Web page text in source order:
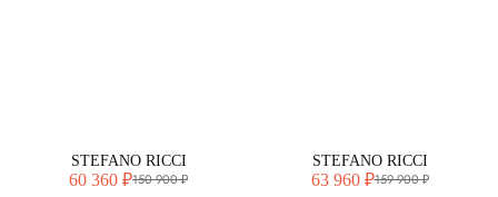
STEFANO RICCI
60 360 ₽150 900 ₽
STEFANO RICCI
63 960 ₽159 900 ₽